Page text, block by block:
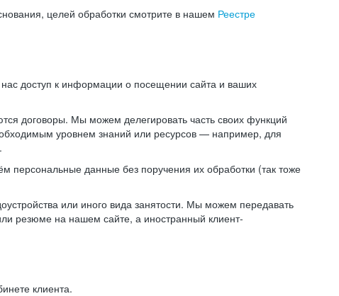
целей обработки смотрите в нашем Реестре
доступ к информации о посещении сайта и ваших
договоры. Мы можем делегировать часть своих функций
уровнем знаний или ресурсов — например, для
персональные данные без поручения их обработки (так тоже
или иного вида занятости. Мы можем передавать
резюме на нашем сайте, а иностранный клиент-
клиента.